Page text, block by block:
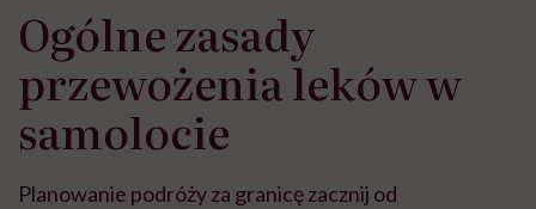
Ogólne zasady
przewożenia leków w
samolocie
Planowanie podróży za granicę zacznij od